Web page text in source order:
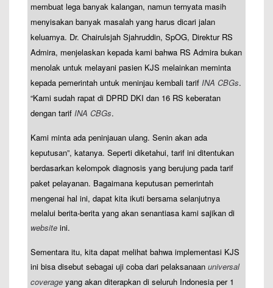
membuat lega banyak kalangan, namun ternyata masih
menyisakan banyak masalah yang harus dicari jalan
keluarnya. Dr. Chairulsjah Sjahruddin, SpOG, Direktur RS
Admira, menjelaskan kepada kami bahwa RS Admira bukan
menolak untuk melayani pasien KJS melainkan meminta
kepada pemerintah untuk meninjau kembali tarif INA CBGs.
“Kami sudah rapat di DPRD DKI dan 16 RS keberatan
dengan tarif INA CBGs.
Kami minta ada peninjauan ulang. Senin akan ada
keputusan”, katanya. Seperti diketahui, tarif ini ditentukan
berdasarkan kelompok diagnosis yang berujung pada tarif
paket pelayanan. Bagaimana keputusan pemerintah
mengenai hal ini, dapat kita ikuti bersama selanjutnya
melalui berita-berita yang akan senantiasa kami sajikan di
website ini.
Sementara itu, kita dapat melihat bahwa implementasi KJS
ini bisa disebut sebagai uji coba dari pelaksanaan universal
coverage yang akan diterapkan di seluruh Indonesia per 1